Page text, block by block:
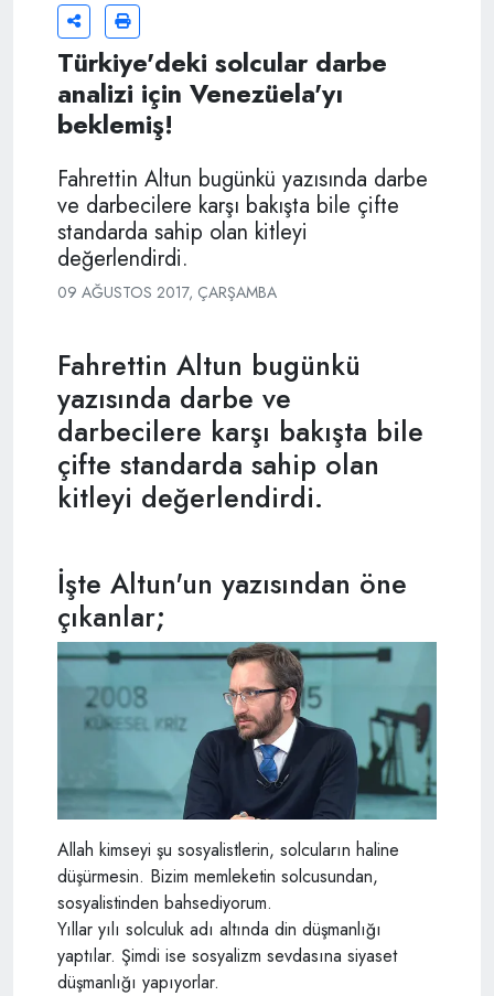
Türkiye'deki solcular darbe
analizi için Venezüela'yı
beklemiş!
Fahrettin Altun bugünkü yazısında darbe
ve darbecilere karşı bakışta bile çifte
standarda sahip olan kitleyi
değerlendirdi.
09 AĞUSTOS 2017, ÇARŞAMBA
Fahrettin Altun bugünkü
yazısında darbe ve
darbecilere karşı bakışta bile
çifte standarda sahip olan
kitleyi değerlendirdi.
İşte Altun'un yazısından öne
çıkanlar;
Allah kimseyi şu sosyalistlerin, solcuların haline
düşürmesin. Bizim memleketin solcusundan,
sosyalistinden bahsediyorum.
Yıllar yılı solculuk adı altında din düşmanlığı
yaptılar. Şimdi ise sosyalizm sevdasına siyaset
düşmanlığı yapıyorlar.